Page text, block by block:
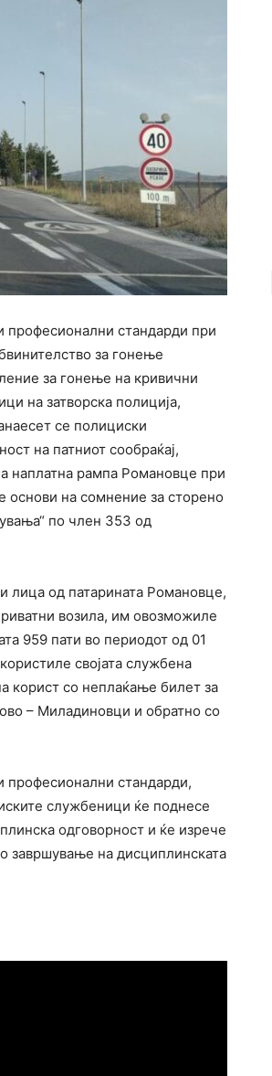
професионални стандарди при
за гонење
за гонење на кривични
на затворска полиција,
се полициски
на патниот сообраќај,
наплатна рампа Романовце при
основи на сомнение за сторено
по член 353 од
лица од патарината Романовце,
возила, им овозможиле
959 пати во периодот од 01
својата службена
корист со неплаќање билет за
– Миладиновци и обратно со
професионални стандарди,
службеници ќе поднесе
одговорност и ќе изрече
завршување на дисциплинската